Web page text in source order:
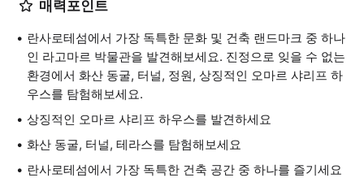
매력포인트
란사로테섬에서 가장 독특한 문화 및 건축 랜드마크 중 하나
인 라고마르 박물관을 발견해보세요. 진정으로 잊을 수 없는
환경에서 화산 동굴, 터널, 정원, 상징적인 오마르 샤리프 하
우스를 탐험해보세요.
상징적인 오마르 샤리프 하우스를 발견하세요
화산 동굴, 터널, 테라스를 탐험해보세요
란사로테섬에서 가장 독특한 건축 공간 중 하나를 즐기세요